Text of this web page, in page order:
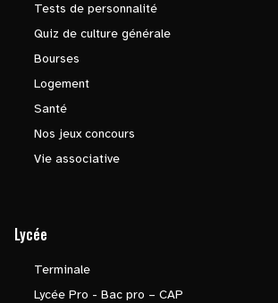
Tests de personnalité
Quiz de culture générale
Bourses
Logement
Santé
Nos jeux concours
Vie associative
Lycée
Terminale
Lycée Pro - Bac pro – CAP